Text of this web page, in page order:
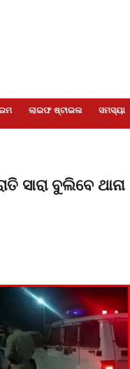
ଲାଇଫ ଷ୍ଟାଇଲ ସମସ୍ୟା
ସାରା ବୁଲିବେ ଥାନା